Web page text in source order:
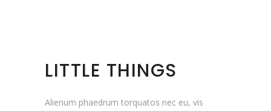
LITTLE THINGS
Alienum phaedrum torquatos nec eu, vis